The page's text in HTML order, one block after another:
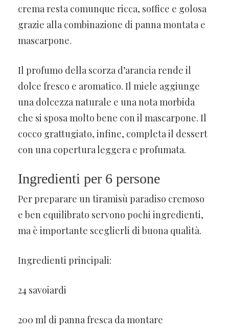
crema resta comunque ricca, soffice e golosa
grazie alla combinazione di panna montata e
mascarpone.
Il profumo della scorza d’arancia rende il
dolce fresco e aromatico. Il miele aggiunge
una dolcezza naturale e una nota morbida
che si sposa molto bene con il mascarpone. Il
cocco grattugiato, infine, completa il dessert
con una copertura leggera e profumata.
Ingredienti per 6 persone
Per preparare un tiramisù paradiso cremoso
e ben equilibrato servono pochi ingredienti,
ma è importante sceglierli di buona qualità.
Ingredienti principali:
24 savoiardi
200 ml di panna fresca da montare